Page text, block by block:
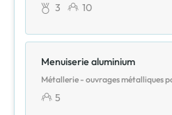
3 10
Menuiserie aluminium
Métallerie - ouvrages métalliques
5